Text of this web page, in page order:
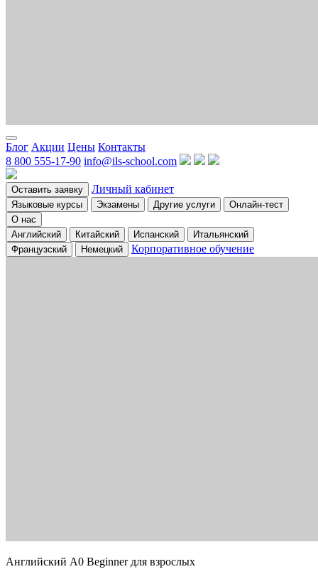
Блог Акции Цены Контакты
8 800 555-17-90 info@ils-school.com
Оставить заявку Личный кабинет
Языковые курсы Экзамены Другие услуги
Онлайн-тест
О нас
Английский
Китайский Испанский
Итальянский
Французский
Немецкий Корпоративное обучение
Английский A0 Beginner для взрослых